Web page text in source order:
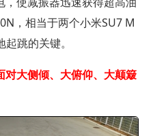
，相当于两个小米SU7 M
跳的关键。
对大侧倾、大俯仰、大颠簸